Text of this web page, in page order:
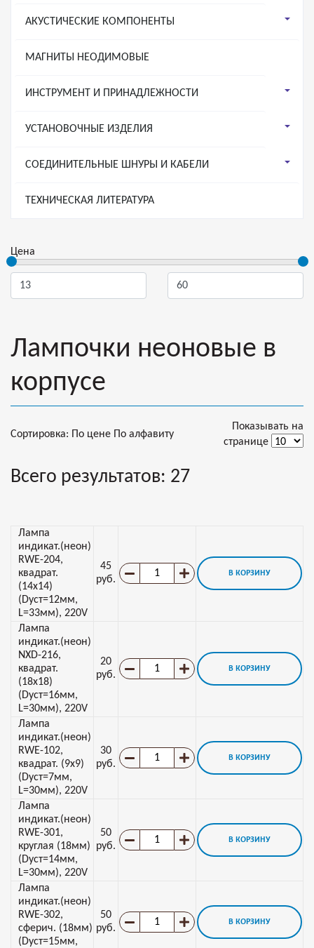
АКУСТИЧЕСКИЕ КОМПОНЕНТЫ
МАГНИТЫ НЕОДИМОВЫЕ
ИНСТРУМЕНТ И ПРИНАДЛЕЖНОСТИ
УСТАНОВОЧНЫЕ ИЗДЕЛИЯ
СОЕДИНИТЕЛЬНЫЕ ШНУРЫ И КАБЕЛИ
ТЕХНИЧЕСКАЯ ЛИТЕРАТУРА
Цена
Лампочки неоновые в
корпусе
Сортировка: По цене По алфавиту
Показывать на
странице
Всего результатов: 27
Лампа
индикат.(неон)
RWE-204,
квадрат.
(14х14)
(Dуст=12мм,
L=33мм), 220V
45
руб.
В КОРЗИНУ
Лампа
индикат.(неон)
NXD-216,
квадрат.
(18х18)
(Dуст=16мм,
L=30мм), 220V
20
руб.
В КОРЗИНУ
Лампа
индикат.(неон)
RWE-102,
квадрат. (9х9)
(Dуст=7мм,
L=30мм), 220V
30
руб.
В КОРЗИНУ
Лампа
индикат.(неон)
RWE-301,
круглая (18мм)
(Dуст=14мм,
L=30мм), 220V
50
руб.
В КОРЗИНУ
Лампа
индикат.(неон)
RWE-302,
сферич. (18мм)
(Dуст=15мм,
50
руб.
В КОРЗИНУ